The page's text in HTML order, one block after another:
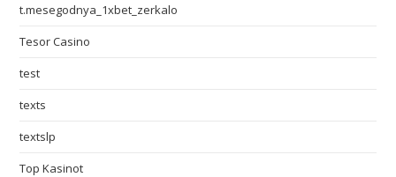
t.mesegodnya_1xbet_zerkalo
Tesor Casino
test
texts
textslp
Top Kasinot